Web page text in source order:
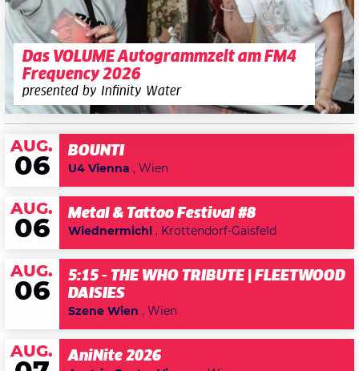
Das VOLUME Autogrammzelt am FM4
Frequency 2026
presented by Infinity Water
AUG.
06
BOUNTI
U4 Vienna , Wien
AUG.
06
Metal & Tattoo Festival #8
Wiednermichl , Krottendorf-Gaisfeld
AUG.
06
5:15 - THE WHO TRIBUTE | FLEETWOOD
DAISIES
Szene Wien , Wien
AUG. AniNite 2026